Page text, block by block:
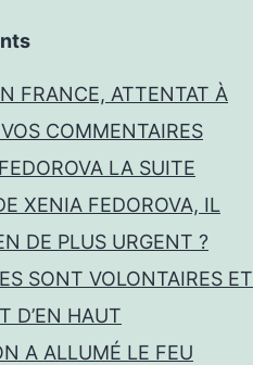
FRANCE, ATTENTAT À
COMMENTAIRES
LA SUITE
XENIA FEDOROVA, IL
DE PLUS URGENT ?
SONT VOLONTAIRES ET
D’EN HAUT
A ALLUMÉ LE FEU